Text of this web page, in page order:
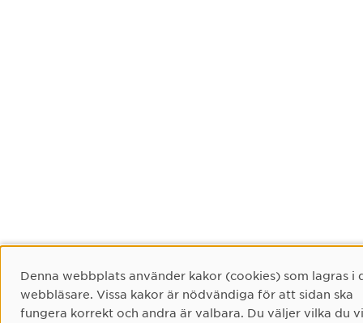
Cookie-samtycke
Denna webbplats använder kakor (cookies) som lagras i
webbläsare. Vissa kakor är nödvändiga för att sidan ska
fungera korrekt och andra är valbara. Du väljer vilka du